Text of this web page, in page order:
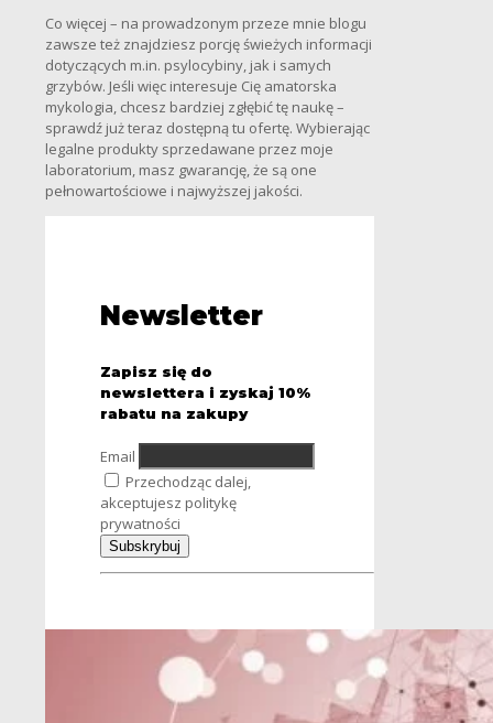
Co więcej – na prowadzonym przeze mnie blogu
zawsze też znajdziesz porcję świeżych informacji
dotyczących m.in. psylocybiny, jak i samych
grzybów. Jeśli więc interesuje Cię amatorska
mykologia, chcesz bardziej zgłębić tę naukę –
sprawdź już teraz dostępną tu ofertę. Wybierając
legalne produkty sprzedawane przez moje
laboratorium, masz gwarancję, że są one
pełnowartościowe i najwyższej jakości.
Newsletter
Zapisz się do
newslettera i zyskaj 10%
rabatu na zakupy
Email
Przechodząc dalej,
akceptujesz politykę
prywatności